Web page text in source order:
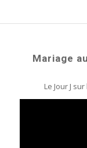
Mariage
Le Jour J